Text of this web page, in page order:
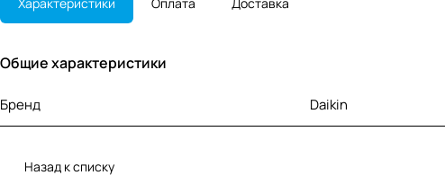
Общие характеристики
Бренд Daikin
Назад к списку